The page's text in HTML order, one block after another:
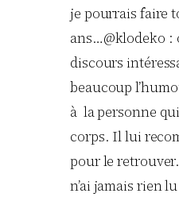
je pourrais faire
ans…@klodeko :
discours
beaucoup
à la personne
corps. Il lui
pour le
n’ai jamais rien